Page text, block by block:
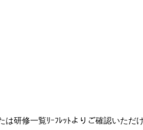
研修一覧ﾘｰﾌﾚｯﾄよりご確認いただ